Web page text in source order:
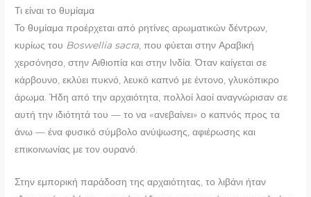
Τι είναι το θυμίαμα
Το θυμίαμα προέρχεται από ρητίνες αρωματικών δέντρων,
κυρίως του Boswellia sacra, που φύεται στην Αραβική
χερσόνησο, στην Αιθιοπία και στην Ινδία. Όταν καίγεται σε
κάρβουνο, εκλύει πυκνό, λευκό καπνό με έντονο, γλυκόπικρο
άρωμα. Ήδη από την αρχαιότητα, πολλοί λαοί αναγνώρισαν σε
αυτή την ιδιότητά του — το να «ανεβαίνει» ο καπνός προς τα
άνω — ένα φυσικό σύμβολο ανύψωσης, αφιέρωσης και
επικοινωνίας με τον ουρανό.
Στην εμπορική παράδοση της αρχαιότητας, το λιβάνι ήταν